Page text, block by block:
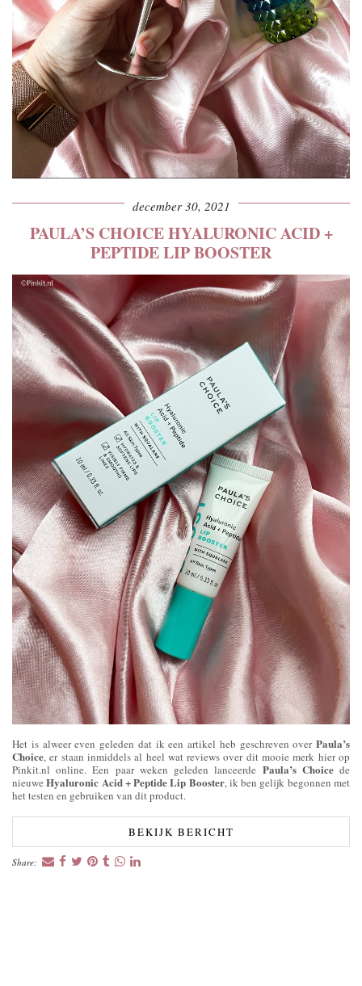
december 30, 2021
PAULA’S CHOICE HYALURONIC ACID +
PEPTIDE LIP BOOSTER
Het is alweer even geleden dat ik een artikel heb geschreven over Paula’s
Choice, er staan inmiddels al heel wat reviews over dit mooie merk hier op
Pinkit.nl online. Een paar weken geleden lanceerde Paula’s Choicede
nieuweHyaluronic Acid + Peptide Lip Booster, ik ben gelijk begonnen met
het testen en gebruiken van dit product.
BEKIJK BERICHT
Share: